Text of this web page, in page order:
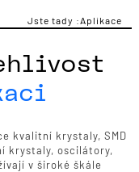
Jste tady :Aplikace
kvalitní krystaly, SMD
krystaly, oscilátory,
v široké škále